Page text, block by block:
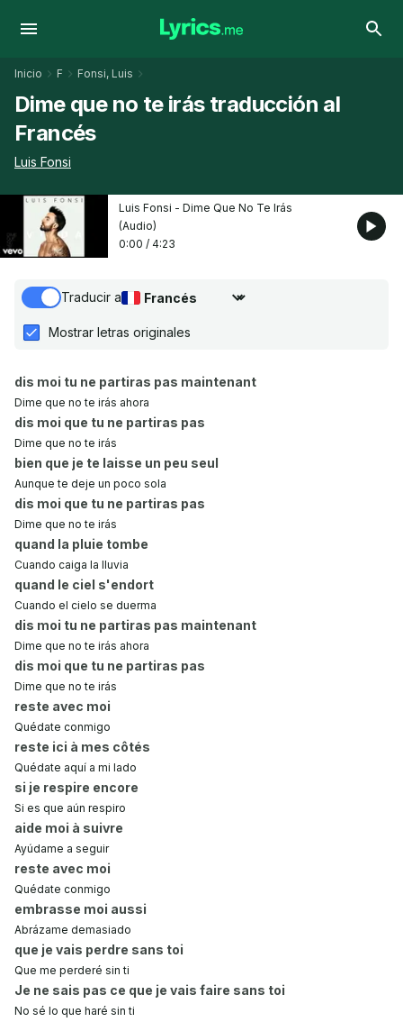
Inicio F Fonsi, Luis
Dime que no te irás traducción al
Francés
Luis Fonsi
Luis Fonsi - Dime Que No Te Irás
(Audio)
0:00 / 4:23
Traducir a
Seleccionar idioma de traducción
Mostrar letras originales
dis moi tu ne partiras pas maintenant
Dime que no te irás ahora
dis moi que tu ne partiras pas
Dime que no te irás
bien que je te laisse un peu seul
Aunque te deje un poco sola
dis moi que tu ne partiras pas
Dime que no te irás
quand la pluie tombe
Cuando caiga la lluvia
quand le ciel s'endort
Cuando el cielo se duerma
dis moi tu ne partiras pas maintenant
Dime que no te irás ahora
dis moi que tu ne partiras pas
Dime que no te irás
reste avec moi
Quédate conmigo
reste ici à mes côtés
Quédate aquí a mi lado
si je respire encore
Si es que aún respiro
aide moi à suivre
Ayúdame a seguir
reste avec moi
Quédate conmigo
embrasse moi aussi
Abrázame demasiado
que je vais perdre sans toi
Que me perderé sin ti
Je ne sais pas ce que je vais faire sans toi
No sé lo que haré sin ti